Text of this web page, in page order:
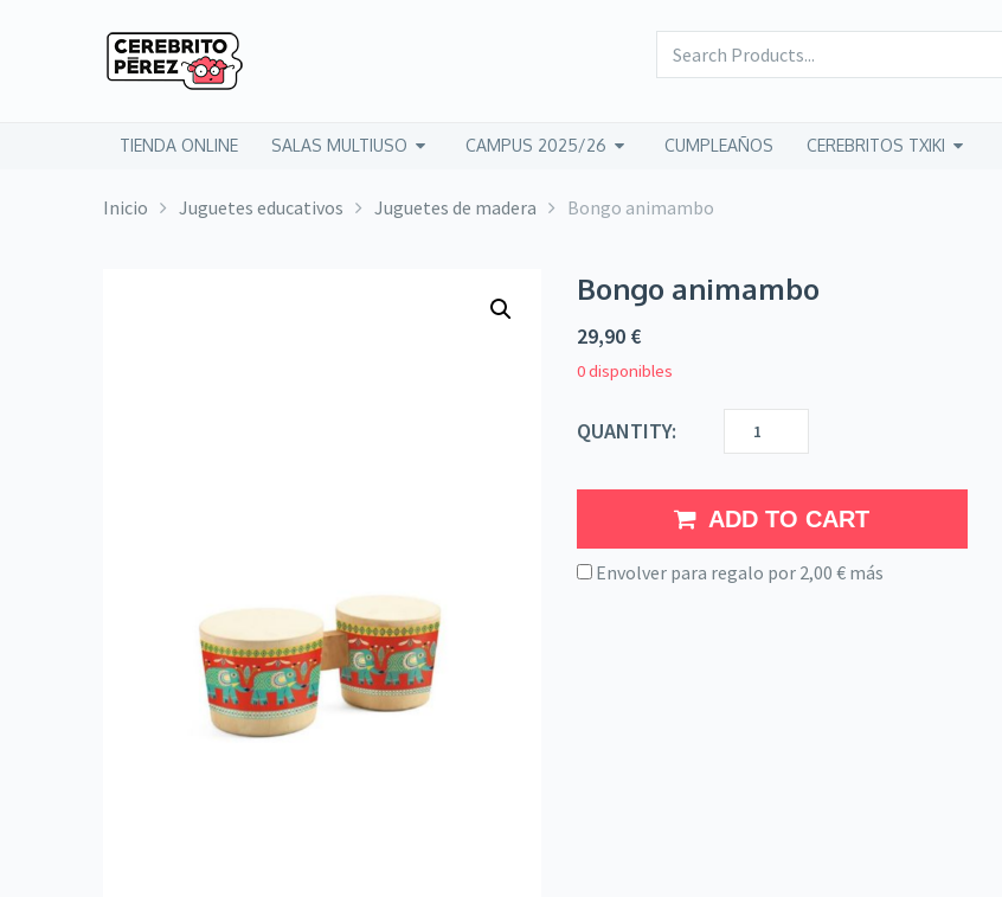
TIENDA ONLINE SALAS MULTIUSO CAMPUS 2025/26 CUMPLEAÑOS CEREBRITOS TXIKI
Inicio Juguetes educativos Juguetes de madera Bongo animambo
Bongo animambo
29,90 €
0 disponibles
QUANTITY:
ADD TO CART
Envolver para regalo por 2,00 €más